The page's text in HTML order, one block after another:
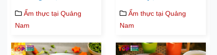
Ẩm thực tại Quảng
Nam
Ẩm thực tại Quảng
Nam